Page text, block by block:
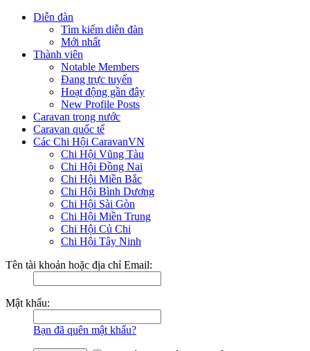
Diễn đàn
Tìm kiếm diễn đàn
Mới nhất
Thành viên
Notable Members
Đang trực tuyến
Hoạt động gần đây
New Profile Posts
Caravan trong nước
Caravan quốc tế
Các Chi Hội CaravanVN
Chi Hội Vũng Tàu
Chi Hội Đồng Nai
Chi Hội Miền Bắc
Chi Hội Bình Dương
Chi Hội Sài Gòn
Chi Hội Miền Trung
Chi Hội Củ Chi
Chi Hội Tây Ninh
Tên tài khoản hoặc địa chỉ Email:
Mật khẩu:
Bạn đã quên mật khẩu?